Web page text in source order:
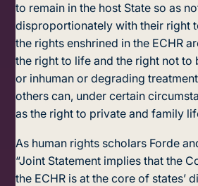
to remain in the host State so as
disproportionately with their right
the rights enshrined in the ECHR
the right to life and the right not to
or inhuman or degrading
others can, under certain
as the right to private and family
As human rights scholars Forde
“Joint Statement implies that the
the ECHR is at the core of states’